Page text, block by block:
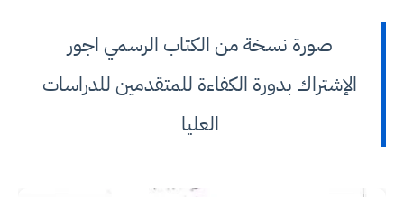
صورة نسخة من الكتاب الرسمي اجور
الإشتراك بدورة الكفاءة للمتقدمين للدراسات
العليا